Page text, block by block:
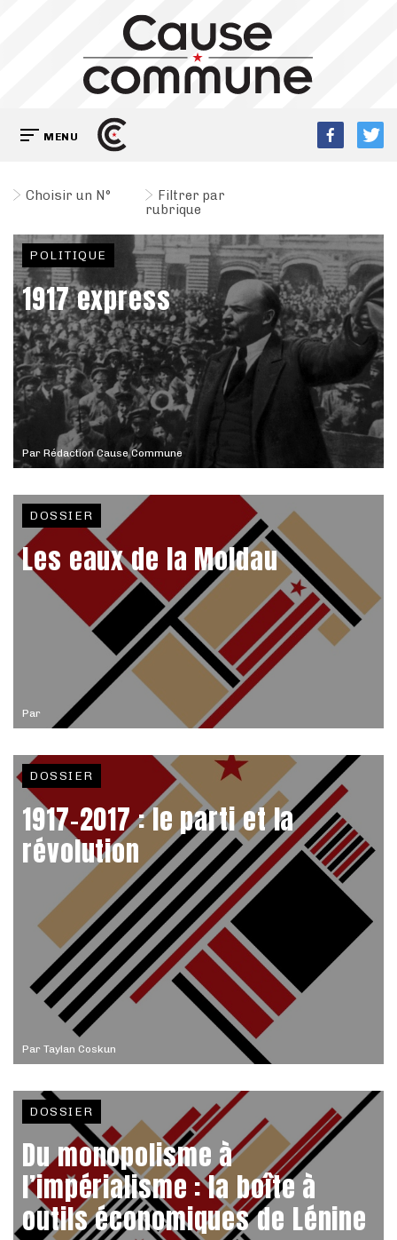
MENU
Choisir un N°
Filtrer par
rubrique
Par Rédaction Cause Commune
POLITIQUE
1917 express
Par
DOSSIER
Les eaux de la Moldau
Par Taylan Coskun
DOSSIER
1917-2017 : le parti et la
révolution
DOSSIER
Du monopolisme à
l’impérialisme : la boîte à
outils économiques de Lénine